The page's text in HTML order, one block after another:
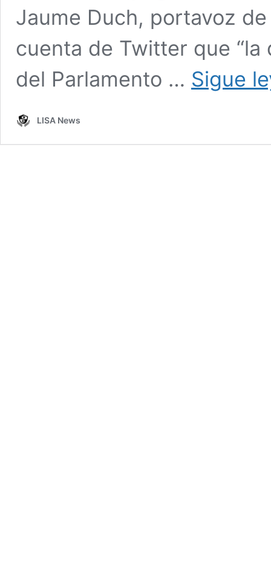
Jaume Duch, portavoz
cuenta de Twitter que
del Parlamento … Sigue
LISA News